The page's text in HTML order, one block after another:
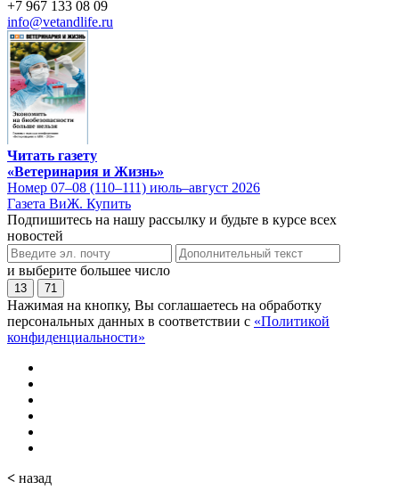
+7 967 133 08 09
info@vetandlife.ru
Читать газету
«Ветеринария и Жизнь»
Номер 07–08 (110–111) июль–август 2026
Газета ВиЖ. Купить
Подпишитесь на нашу рассылку и будьте в курсе всех
новостей
и выберите большее число
13 71
Нажимая на кнопку, Вы соглашаетесь на обработку
персональных данных в соответствии с «Политикой
конфиденциальности»
< назад